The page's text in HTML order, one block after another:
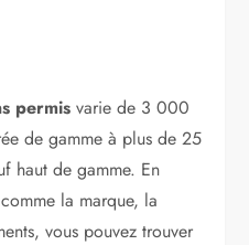
permis varie de 3 000
de gamme à plus de 25
haut de gamme. En
la marque, la
vous pouvez trouver